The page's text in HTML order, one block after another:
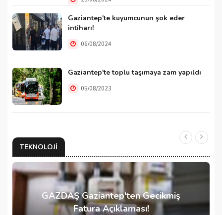
Gaziantep'te kuyumcunun şok eder
intiharı!
06/08/2024
Gaziantep'te toplu taşımaya zam yapıldı
05/08/2023
TEKNOLOJI
GAZDAŞ Gaziantep'ten Gecikmiş
Fatura Açıklaması!